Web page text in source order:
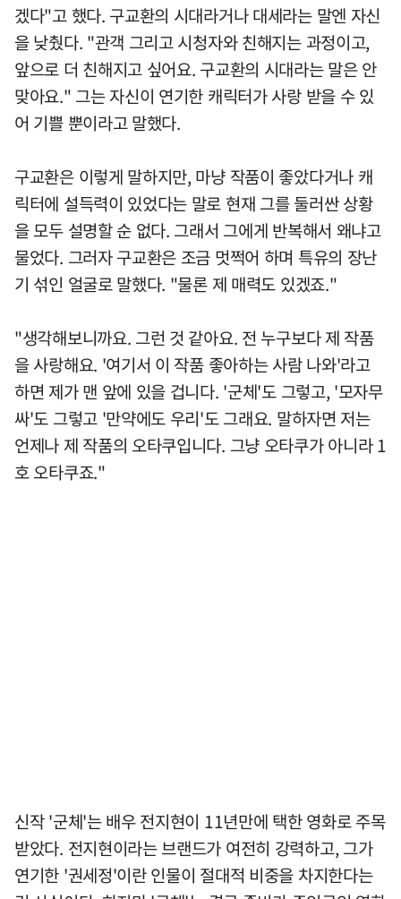
겠다"고 했다. 구교환의 시대라거나 대세라는 말엔 자신
을 낮췄다. "관객 그리고 시청자와 친해지는 과정이고,
앞으로 더 친해지고 싶어요. 구교환의 시대라는 말은 안
맞아요." 그는 자신이 연기한 캐릭터가 사랑 받을 수 있
어 기쁠 뿐이라고 말했다.
구교환은 이렇게 말하지만, 마냥 작품이 좋았다거나 캐
릭터에 설득력이 있었다는 말로 현재 그를 둘러싼 상황
을 모두 설명할 순 없다. 그래서 그에게 반복해서 왜냐고
물었다. 그러자 구교환은 조금 멋쩍어 하며 특유의 장난
기 섞인 얼굴로 말했다. "물론 제 매력도 있겠죠."
"생각해보니까요. 그런 것 같아요. 전 누구보다 제 작품
을 사랑해요. '여기서 이 작품 좋아하는 사람 나와'라고
하면 제가 맨 앞에 있을 겁니다. '군체'도 그렇고, '모자무
싸'도 그렇고 '만약에도 우리'도 그래요. 말하자면 저는
언제나 제 작품의 오타쿠입니다. 그냥 오타쿠가 아니라 1
호 오타쿠죠."
신작 '군체'는 배우 전지현이 11년만에 택한 영화로 주목
받았다. 전지현이라는 브랜드가 여전히 강력하고, 그가
연기한 '권세정'이란 인물이 절대적 비중을 차지한다는